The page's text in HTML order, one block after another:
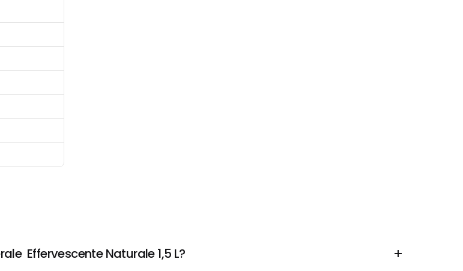
Effervescente Naturale 1,5 L?